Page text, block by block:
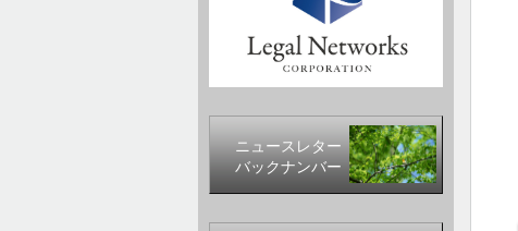
ニュースレター
バックナンバー